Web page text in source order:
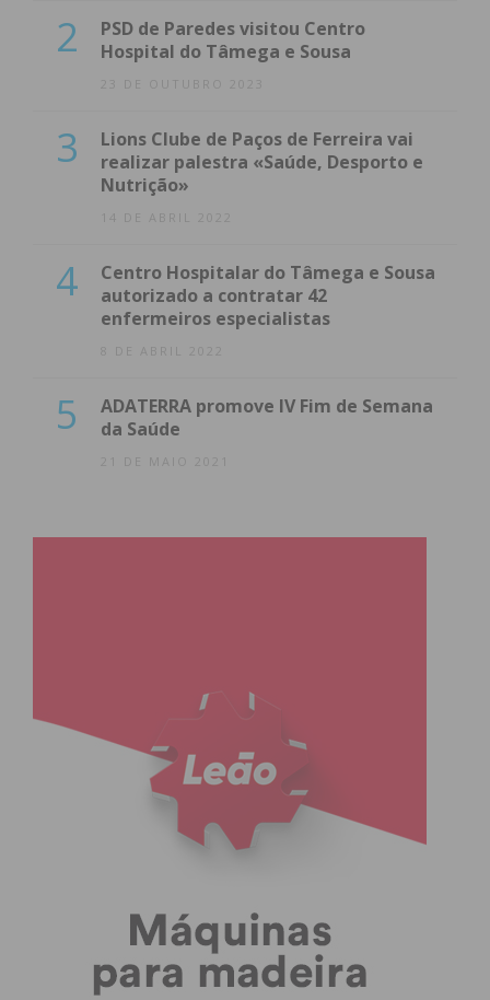
2
PSD de Paredes visitou Centro
Hospital do Tâmega e Sousa
23 DE OUTUBRO 2023
3
Lions Clube de Paços de Ferreira vai
realizar palestra «Saúde, Desporto e
Nutrição»
14 DE ABRIL 2022
4
Centro Hospitalar do Tâmega e Sousa
autorizado a contratar 42
enfermeiros especialistas
8 DE ABRIL 2022
5
ADATERRA promove IV Fim de Semana
da Saúde
21 DE MAIO 2021